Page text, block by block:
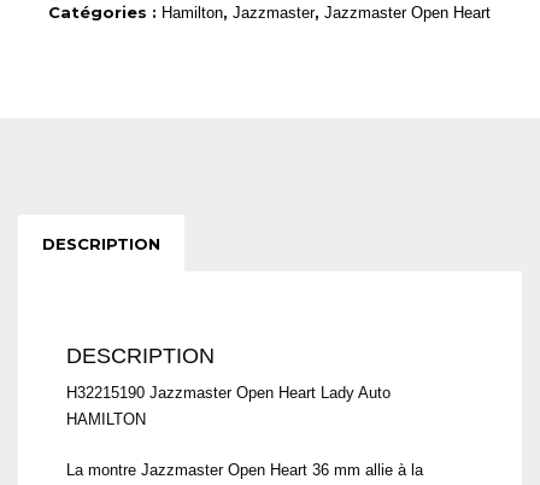
Catégories : Hamilton, Jazzmaster, Jazzmaster Open Heart
DESCRIPTION
DESCRIPTION
H32215190 Jazzmaster Open Heart Lady Auto
HAMILTON
La montre Jazzmaster Open Heart 36 mm allie à la